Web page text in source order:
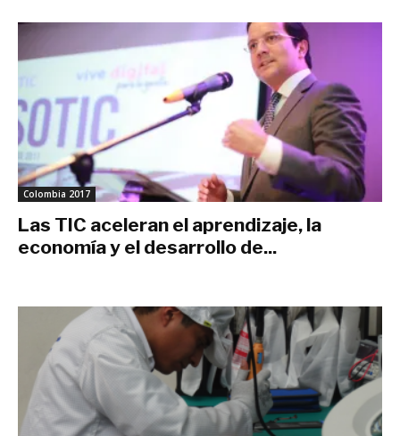
Colombia 2017
Las TIC aceleran el aprendizaje, la
economía y el desarrollo de...